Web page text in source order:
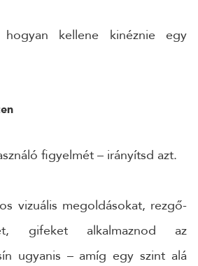
kellene kinéznie egy
figyelmét – irányítsd azt.
vizuális megoldásokat, rezgő-
gifeket alkalmaznod az
ugyanis – amíg egy szint alá